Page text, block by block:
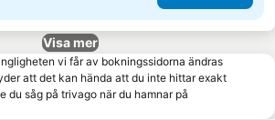
Visa mer
vi får av bokningssidorna ändras
att det kan hända att du inte hittar exakt
du såg på trivago när du hamnar på